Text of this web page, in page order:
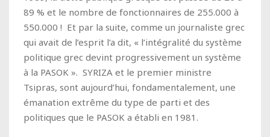
89 % et le nombre de fonctionnaires de 255.000 à
550.000 ! Et par la suite, comme un journaliste grec
qui avait de l’esprit l’a dit, « l’intégralité du système
politique grec devint progressivement un système
à la PASOK ». SYRIZA et le premier ministre
Tsipras, sont aujourd’hui, fondamentalement, une
émanation extrême du type de parti et des
politiques que le PASOK a établi en 1981.